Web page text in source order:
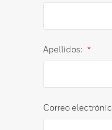
*
Apellidos:
Correo